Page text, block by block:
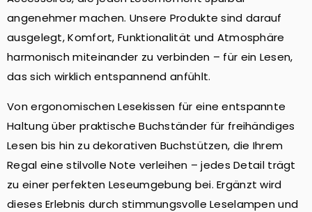
angenehmer machen. Unsere Produkte sind darauf
ausgelegt, Komfort, Funktionalität und Atmosphäre
harmonisch miteinander zu verbinden – für ein Lesen,
das sich wirklich entspannend anfühlt.
Von ergonomischen Lesekissen für eine entspannte
Haltung über praktische Buchständer für freihändiges
Lesen bis hin zu dekorativen Buchstützen, die Ihrem
Regal eine stilvolle Note verleihen – jedes Detail trägt
zu einer perfekten Leseumgebung bei. Ergänzt wird
dieses Erlebnis durch stimmungsvolle Leselampen und